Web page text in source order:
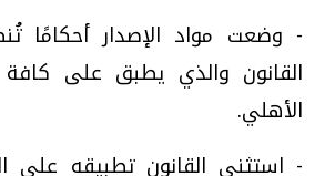
- وضعت مواد الإصدار أحكامًا
القانون والذي يطبق على
الأهلي.
- استثنى القانون تطبيقه على